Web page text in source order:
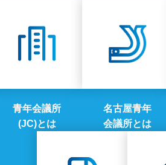
青年会議所
(JC)とは
名古屋青年
会議所とは